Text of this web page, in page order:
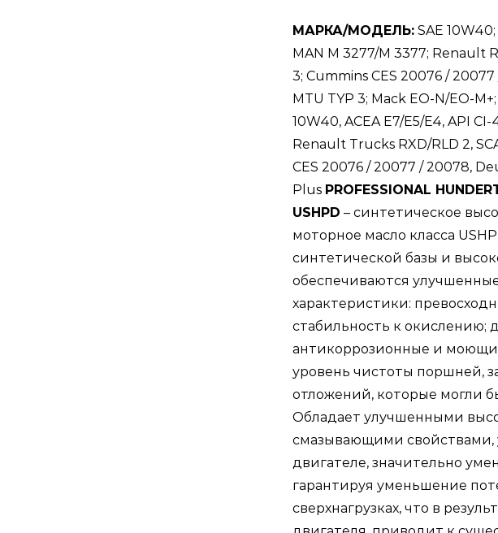
10W-
40
200L
/
Моторное
масло
для
грузовиков
и
автобусов
МАРКА/МОДЕЛЬ: SAE
MAN M 3277/M 3377; Renault
3; Cummins CES 20076 /
MTU TYP 3; Mack EO-N/EO-
10W40, ACEA E7/E5/E4, API
Renault Trucks RXD/RLD 2,
CES 20076 / 20077 / 20078,
Plus PROFESSIONAL
USHPD – синтетическое
моторное масло класса
синтетической базы и
обеспечиваются
характеристики:
стабильность к окислению;
антикоррозионные и
уровень чистоты поршней,
отложений, которые могли
Обладает улучшенными
смазывающими свойствами,
двигателе, значительно
гарантируя уменьшение
сверхнагрузках, что в